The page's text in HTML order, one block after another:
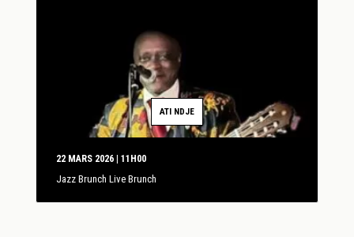
ATI NDJE
22 MARS 2026 | 11H00
Jazz Brunch Live Brunch